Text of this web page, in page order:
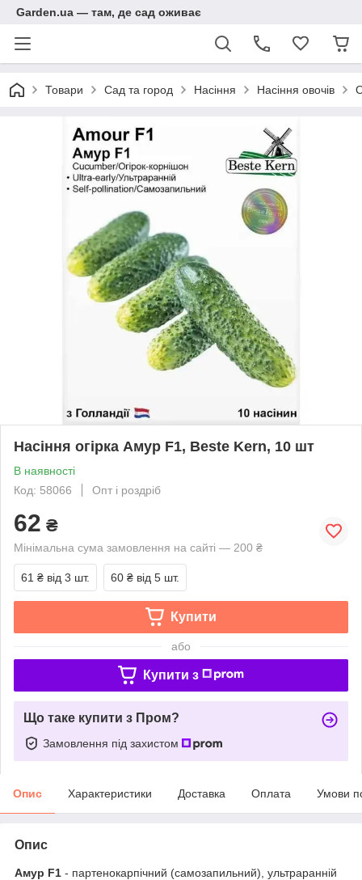
Garden.ua — там, де сад оживає
Товари Сад та город Насіння Насіння овочів
Насіння огірка Амур F1, Beste Kern, 10 шт
В наявності
Код: 58066
Опт і роздріб
62 ₴
Мінімальна сума замовлення на сайті — 200 ₴
61 ₴ від 3 шт. 60 ₴ від 5 шт.
Купити
або
Купити з
Що таке купити з Пром?
Замовлення під захистом
Опис Характеристики Доставка Оплата Умови
Опис
Амур F1 - партенокарпічний (самозапильний), ультраранній